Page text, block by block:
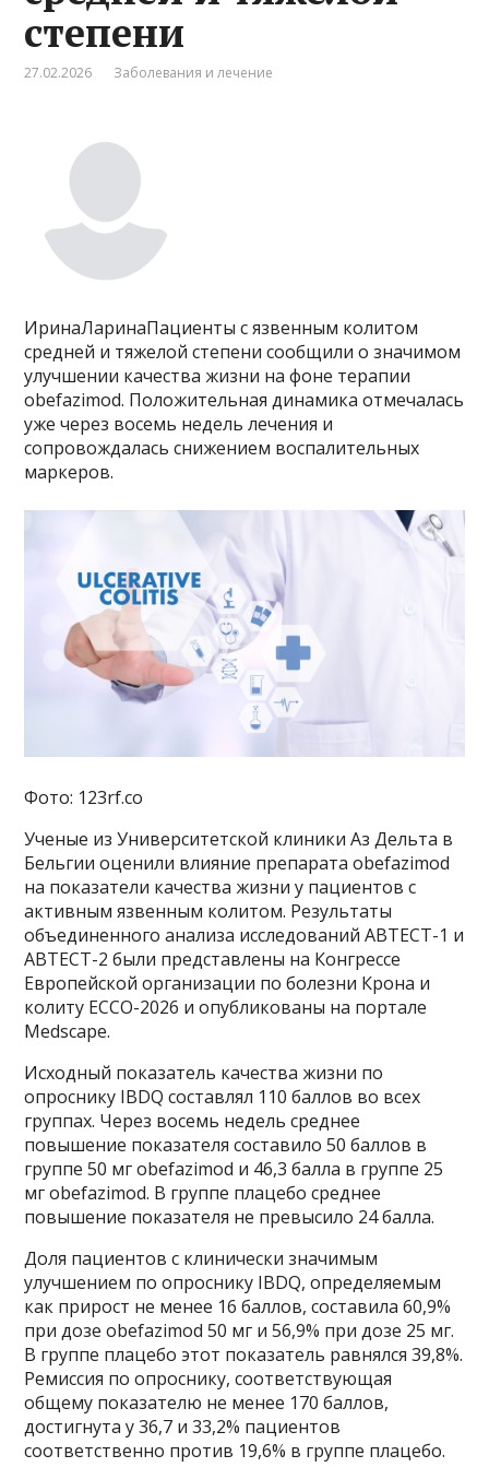
степени
27.02.2026 Заболевания и лечение
ИринаЛаринаПациенты с язвенным колитом
средней и тяжелой степени сообщили о значимом
улучшении качества жизни на фоне терапии
obefazimod. Положительная динамика отмечалась
уже через восемь недель лечения и
сопровождалась снижением воспалительных
маркеров.
Фото: 123rf.co
Ученые из Университетской клиники Аз Дельта в
Бельгии оценили влияние препарата obefazimod
на показатели качества жизни у пациентов с
активным язвенным колитом. Результаты
объединенного анализа исследований ABTECT-1 и
ABTECT-2 были представлены на Конгрессе
Европейской организации по болезни Крона и
колиту ECCO-2026 и опубликованы на портале
Medscape.
Исходный показатель качества жизни по
опроснику IBDQ составлял 110 баллов во всех
группах. Через восемь недель среднее
повышение показателя составило 50 баллов в
группе 50 мг obefazimod и 46,3 балла в группе 25
мг obefazimod. В группе плацебо среднее
повышение показателя не превысило 24 балла.
Доля пациентов с клинически значимым
улучшением по опроснику IBDQ, определяемым
как прирост не менее 16 баллов, составила 60,9%
при дозе obefazimod 50 мг и 56,9% при дозе 25 мг.
В группе плацебо этот показатель равнялся 39,8%.
Ремиссия по опроснику, соответствующая
общему показателю не менее 170 баллов,
достигнута у 36,7 и 33,2% пациентов
соответственно против 19,6% в группе плацебо.